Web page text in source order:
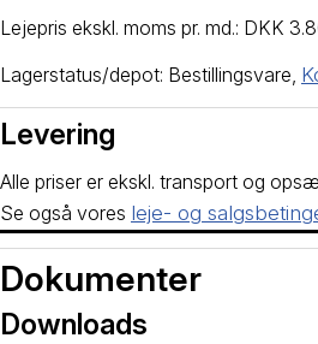
Lejepris ekskl. moms pr. md.: DKK
Lagerstatus/depot: Bestillingsvare,
Levering
Alle priser er ekskl. transport og
Se også vores leje- og
Dokumenter
Downloads